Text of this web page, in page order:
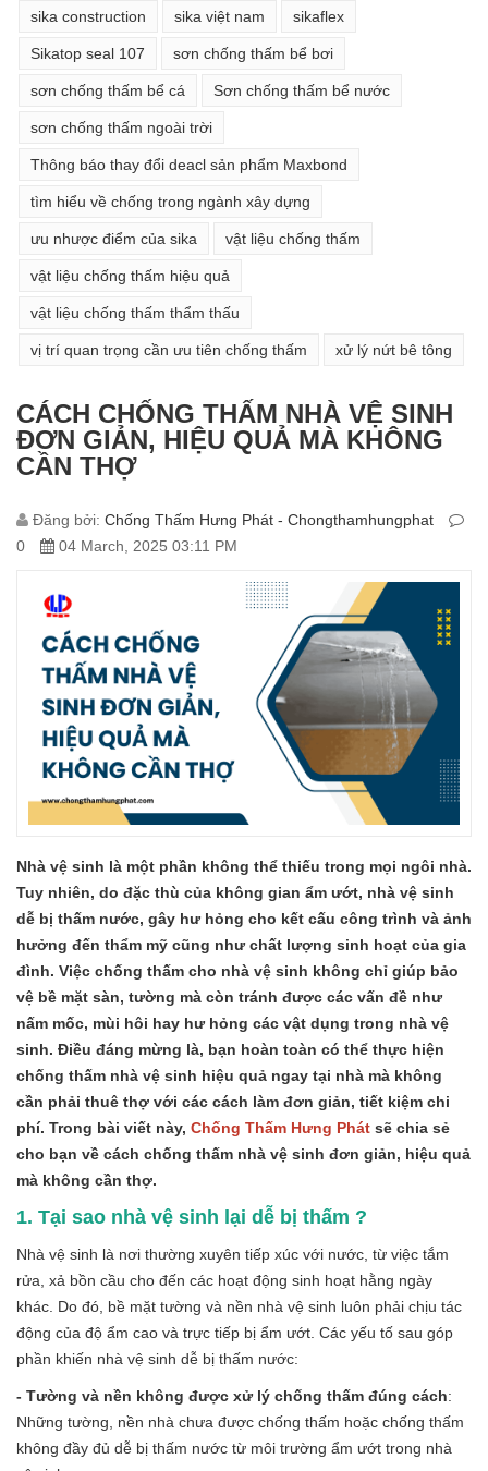
sika construction sika việt nam sikaflex
Sikatop seal 107 sơn chống thấm bể bơi
sơn chống thấm bể cá Sơn chống thấm bể nước
sơn chống thấm ngoài trời
Thông báo thay đổi deacl sản phẩm Maxbond
tìm hiểu về chống trong ngành xây dựng
ưu nhược điểm của sika vật liệu chống thấm
vật liệu chống thấm hiệu quả
vật liệu chống thấm thẩm thấu
vị trí quan trọng cần ưu tiên chống thấm xử lý nứt bê tông
CÁCH CHỐNG THẤM NHÀ VỆ SINH
ĐƠN GIẢN, HIỆU QUẢ MÀ KHÔNG
CẦN THỢ
Đăng bởi: Chống Thấm Hưng Phát - Chongthamhungphat
0
04 March, 2025 03:11 PM
Nhà vệ sinh là một phần không thể thiếu trong mọi ngôi nhà.
Tuy nhiên, do đặc thù của không gian ẩm ướt, nhà vệ sinh
dễ bị thấm nước, gây hư hỏng cho kết cấu công trình và ảnh
hưởng đến thẩm mỹ cũng như chất lượng sinh hoạt của gia
đình. Việc chống thấm cho nhà vệ sinh không chỉ giúp bảo
vệ bề mặt sàn, tường mà còn tránh được các vấn đề như
nấm mốc, mùi hôi hay hư hỏng các vật dụng trong nhà vệ
sinh. Điều đáng mừng là, bạn hoàn toàn có thể thực hiện
chống thấm nhà vệ sinh hiệu quả ngay tại nhà mà không
cần phải thuê thợ với các cách làm đơn giản, tiết kiệm chi
phí. Trong bài viết này, Chống Thấm Hưng Phát sẽ chia sẻ
cho bạn về cách chống thấm nhà vệ sinh đơn giản, hiệu quả
mà không cần thợ.
1. Tại sao nhà vệ sinh lại dễ bị thấm ?
Nhà vệ sinh là nơi thường xuyên tiếp xúc với nước, từ việc tắm
rửa, xả bồn cầu cho đến các hoạt động sinh hoạt hằng ngày
khác. Do đó, bề mặt tường và nền nhà vệ sinh luôn phải chịu tác
động của độ ẩm cao và trực tiếp bị ẩm ướt. Các yếu tố sau góp
phần khiến nhà vệ sinh dễ bị thấm nước:
- Tường và nền không được xử lý chống thấm đúng cách:
Những tường, nền nhà chưa được chống thấm hoặc chống thấm
không đầy đủ dễ bị thấm nước từ môi trường ẩm ướt trong nhà